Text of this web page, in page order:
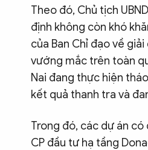
Theo đó, Chủ tịch
định không còn khó
của Ban Chỉ đạo về
vướng mắc trên toàn
Nai đang thực hiện
kết quả thanh tra và
Trong đó, các dự án có
CP đầu tư hạ tầng